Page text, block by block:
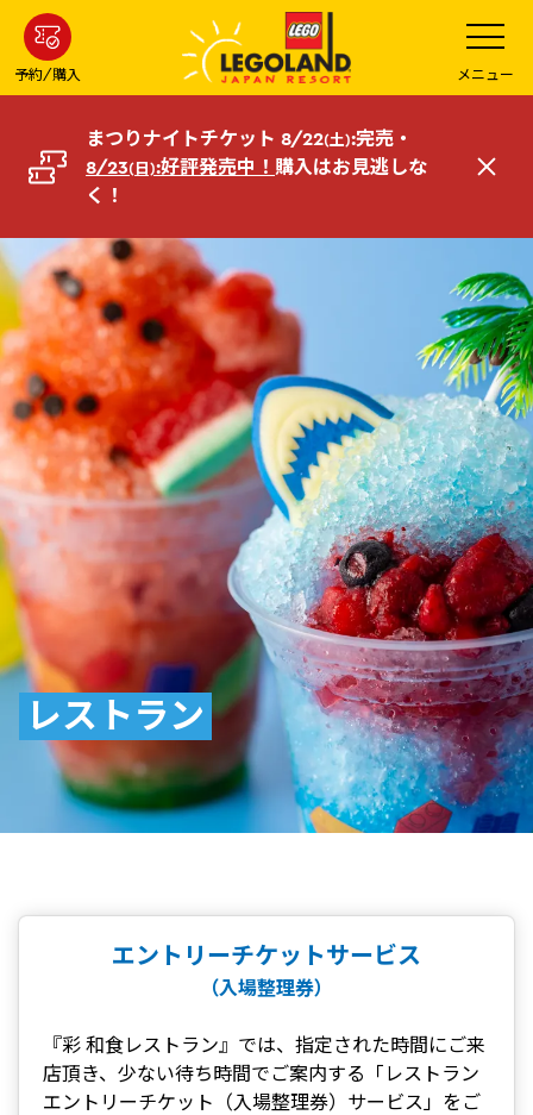
ン
コ
へ
予約/購入
メ
ニ
ュ
ー
を
開
メニュー
まつりナイトチケット 8/22(土):完売・
8/23(日):好評発売中！ 購入はお見逃しな
く！
閉
レストラン
エントリーチケットサービス
（入場整理券）
『彩 和食レストラン』では、指定された時間にご来
店頂き、少ない待ち時間でご案内する「レストラン
エントリーチケット（入場整理券）サービス」をご